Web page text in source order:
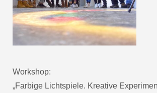
Workshop:
„Farbige Lichtspiele. Kreative